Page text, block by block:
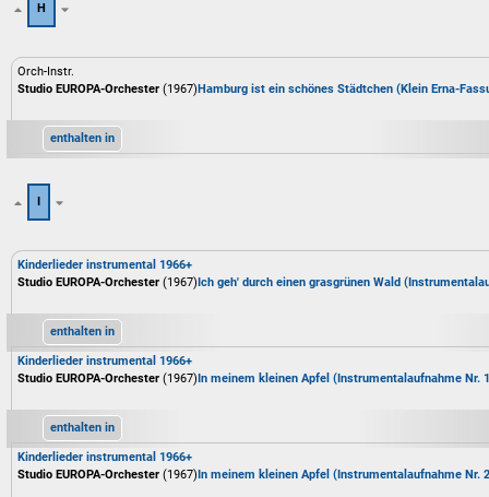
H
Orch-Instr.
Studio EUROPA-Orchester (1967)Hamburg ist ein schönes Städtchen (Klein Erna-
enthalten in
I
Kinderlieder instrumental 1966+
Studio EUROPA-Orchester (1967)Ich geh' durch einen grasgrünen Wald
enthalten in
Kinderlieder instrumental 1966+
Studio EUROPA-Orchester (1967)In meinem kleinen Apfel (Instrumentalaufnahme Nr.
enthalten in
Kinderlieder instrumental 1966+
Studio EUROPA-Orchester (1967)In meinem kleinen Apfel (Instrumentalaufnahme Nr.